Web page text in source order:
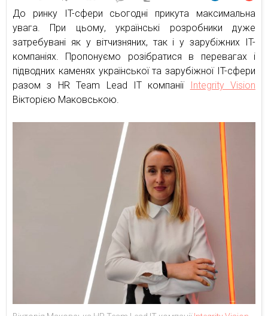
До ринку IT-сфери сьогодні прикута максимальна
увага. При цьому, українські розробники дуже
затребувані як у вітчизняних, так і у зарубіжних IT-
компаніях. Пропонуємо розібратися в перевагах і
підводних каменях української та зарубіжної IT-сфери
разом з HR Team Lead IT компанії
Integrity Vision
Вікторією Маковською.